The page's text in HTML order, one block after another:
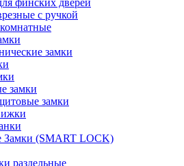
с ручкой
замки
замки
замки
Замки (SMART LOCK)
раздельные